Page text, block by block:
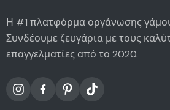
Η #1 πλατφόρμα οργάνωσης
Συνδέουμε ζευγάρια με τους
επαγγελματίες από το 2020.